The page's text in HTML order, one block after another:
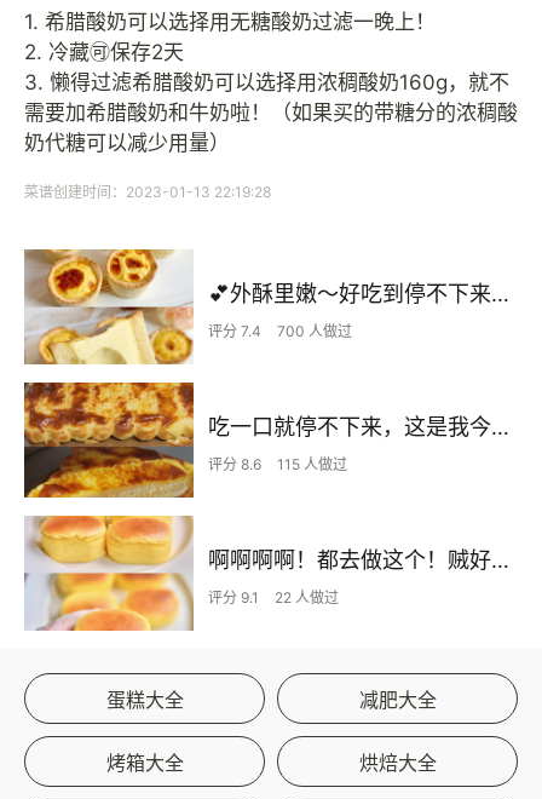
1. 希腊酸奶可以选择用无糖酸奶过滤一晚上！
2. 冷藏🉑️保存2天
3. 懒得过滤希腊酸奶可以选择用浓稠酸奶160g，就不
需要加希腊酸奶和牛奶啦！（如果买的带糖分的浓稠酸
奶代糖可以减少用量）
菜谱创建时间：2023-01-13 22:19:28
💕外酥里嫩～好吃到停不下来的德式布丁塔
评分 7.4 700 人做过
吃一口就停不下来，这是我今年做过最软的面包！
评分 8.6 115 人做过
啊啊啊啊！都去做这个！贼好吃啊 入口即化的
评分 9.1 22 人做过
蛋糕大全 减肥大全
烤箱大全 烘焙大全